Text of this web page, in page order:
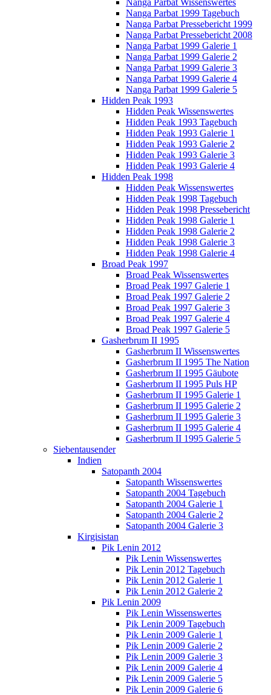
Nanga Parbat Wissenswertes
Nanga Parbat 1999 Tagebuch
Nanga Parbat Pressebericht 1999
Nanga Parbat Pressebericht 2008
Nanga Parbat 1999 Galerie 1
Nanga Parbat 1999 Galerie 2
Nanga Parbat 1999 Galerie 3
Nanga Parbat 1999 Galerie 4
Nanga Parbat 1999 Galerie 5
Hidden Peak 1993
Hidden Peak Wissenswertes
Hidden Peak 1993 Tagebuch
Hidden Peak 1993 Galerie 1
Hidden Peak 1993 Galerie 2
Hidden Peak 1993 Galerie 3
Hidden Peak 1993 Galerie 4
Hidden Peak 1998
Hidden Peak Wissenswertes
Hidden Peak 1998 Tagebuch
Hidden Peak 1998 Pressebericht
Hidden Peak 1998 Galerie 1
Hidden Peak 1998 Galerie 2
Hidden Peak 1998 Galerie 3
Hidden Peak 1998 Galerie 4
Broad Peak 1997
Broad Peak Wissenswertes
Broad Peak 1997 Galerie 1
Broad Peak 1997 Galerie 2
Broad Peak 1997 Galerie 3
Broad Peak 1997 Galerie 4
Broad Peak 1997 Galerie 5
Gasherbrum II 1995
Gasherbrum II Wissenswertes
Gasherbrum II 1995 The Nation
Gasherbrum II 1995 Gäubote
Gasherbrum II 1995 Puls HP
Gasherbrum II 1995 Galerie 1
Gasherbrum II 1995 Galerie 2
Gasherbrum II 1995 Galerie 3
Gasherbrum II 1995 Galerie 4
Gasherbrum II 1995 Galerie 5
Siebentausender
Indien
Satopanth 2004
Satopanth Wissenswertes
Satopanth 2004 Tagebuch
Satopanth 2004 Galerie 1
Satopanth 2004 Galerie 2
Satopanth 2004 Galerie 3
Kirgisistan
Pik Lenin 2012
Pik Lenin Wissenswertes
Pik Lenin 2012 Tagebuch
Pik Lenin 2012 Galerie 1
Pik Lenin 2012 Galerie 2
Pik Lenin 2009
Pik Lenin Wissenswertes
Pik Lenin 2009 Tagebuch
Pik Lenin 2009 Galerie 1
Pik Lenin 2009 Galerie 2
Pik Lenin 2009 Galerie 3
Pik Lenin 2009 Galerie 4
Pik Lenin 2009 Galerie 5
Pik Lenin 2009 Galerie 6